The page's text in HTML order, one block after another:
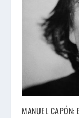
MANUEL CAPÓN: